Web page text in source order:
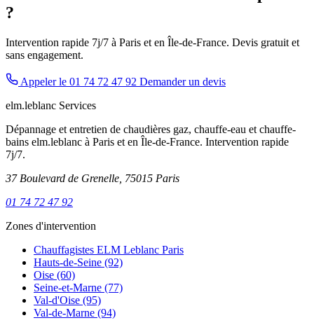
?
Intervention rapide 7j/7 à Paris et en Île-de-France. Devis gratuit et
sans engagement.
Appeler le 01 74 72 47 92 Demander un devis
elm.leblanc Services
Dépannage et entretien de chaudières gaz, chauffe-eau et chauffe-
bains elm.leblanc à Paris et en Île-de-France. Intervention rapide
7j/7.
37 Boulevard de Grenelle, 75015 Paris
01 74 72 47 92
Zones d'intervention
Chauffagistes ELM Leblanc Paris
Hauts-de-Seine (92)
Oise (60)
Seine-et-Marne (77)
Val-d'Oise (95)
Val-de-Marne (94)